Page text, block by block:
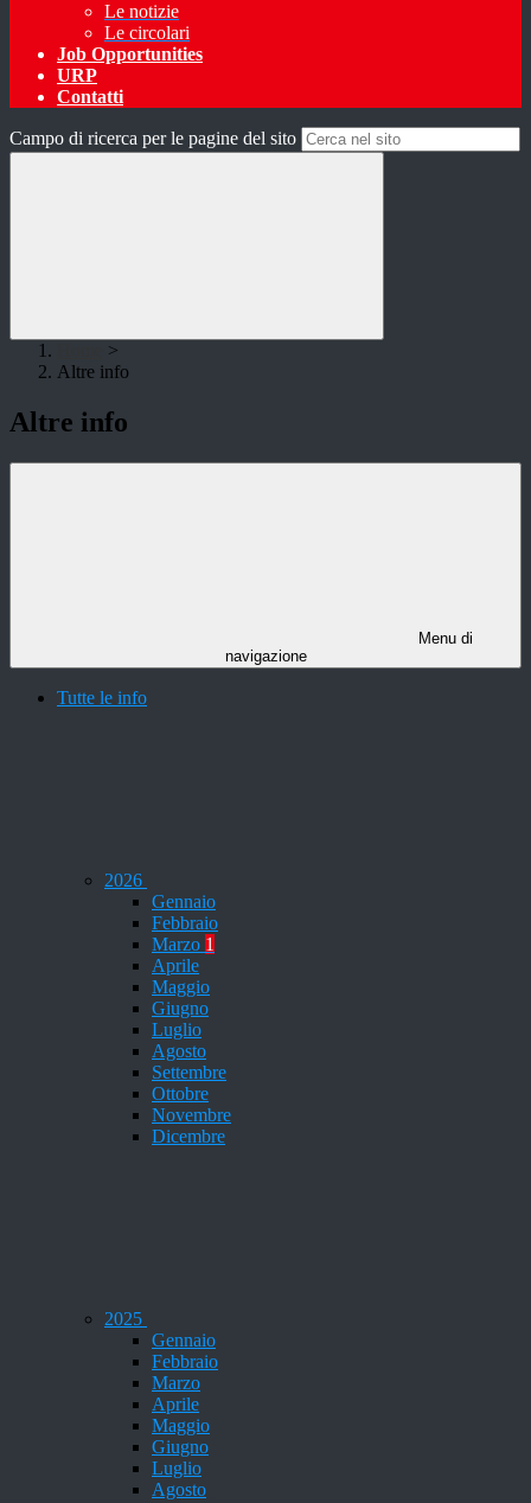
Le notizie
Le circolari
Job Opportunities
URP
Contatti
Campo di ricerca per le pagine del sito
>
Altre info
Altre info
Menu di
navigazione
Tutte le info
2026
Gennaio
Febbraio
Marzo 1
Aprile
Maggio
Giugno
Luglio
Agosto
Settembre
Ottobre
Novembre
Dicembre
2025
Gennaio
Febbraio
Marzo
Aprile
Maggio
Giugno
Luglio
Agosto